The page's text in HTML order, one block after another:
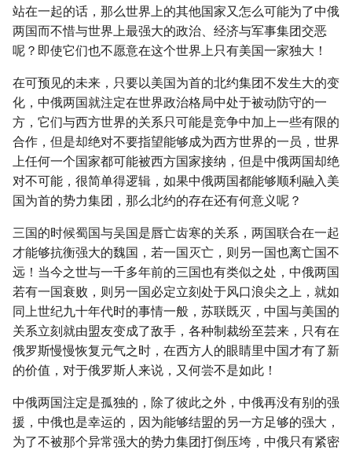
站在一起的话，那么世界上的其他国家又怎么可能为了中俄
两国而不惜与世界上最强大的政治、经济与军事集团交恶
呢？即使它们也不愿意在这个世界上只有美国一家独大！
在可预见的未来，只要以美国为首的北约集团不发生大的变
化，中俄两国就注定在世界政治格局中处于被动防守的一
方，它们与西方世界的关系只可能是竞争中加上一些有限的
合作，但是却绝对不要指望能够成为西方世界的一员，世界
上任何一个国家都可能被西方国家接纳，但是中俄两国却绝
对不可能，很简单得逻辑，如果中俄两国都能够顺利融入美
国为首的势力集团，那么北约的存在还有何意义呢？
三国的时候蜀国与吴国是唇亡齿寒的关系，两国联合在一起
才能够抗衡强大的魏国，若一国灭亡，则另一国也离亡国不
远！当今之世与一千多年前的三国也有类似之处，中俄两国
若有一国衰败，则另一国必定立刻处于风口浪尖之上，就如
同上世纪九十年代时的事情一般，苏联既灭，中国与美国的
关系立刻就由盟友变成了敌手，各种制裁纷至芸来，只有在
俄罗斯慢慢恢复元气之时，在西方人的眼睛里中国才有了新
的价值，对于俄罗斯人来说，又何尝不是如此！
中俄两国注定是孤独的，除了彼此之外，中俄再没有别的强
援，中俄也是幸运的，因为能够结盟的另一方足够的强大，
为了不被那个异常强大的势力集团打倒压垮，中俄只有紧密